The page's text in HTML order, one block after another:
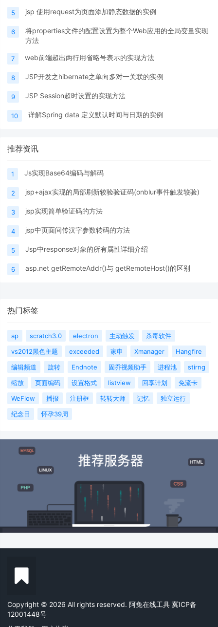
5 jsp 使用request为页面添加静态数据的实例
6
将properties文件的配置设置为整个Web应用的全局变量实现
方法
7 web前端超出两行用省略号表示的实现方法
8 JSP开发之hibernate之单向多对一关联的实例
9 JSP Session超时设置的实现方法
10 详解Spring data 定义默认时间与日期的实例
推荐资讯
1 Js实现Base64编码与解码
2 jsp+ajax实现的局部刷新较验验证码(onblur事件触发较验)
3 jsp实现简单验证码的方法
4 jsp中页面间传汉字参数转码的方法
5 Jsp中response对象的所有属性详细介绍
6 asp.net getRemoteAddr()与 getRemoteHost()的区别
热门标签
ap scratch3.0 electron 主动触发
杀毒软件
vs2012黑色主题
exceeded 家申 Xmanager
Hangfire
编辑频道
旋转 Endnote 固乔视频助手 进程池
stirng
缩放
页面编码 设置格式 listview 回享计划
免流卡
WeFlow
播报 注册框 转转大师 记忆
独立运行
纪念日
怀孕39周
Copyright © 2026 All rights reserved. 阿兔在线工具 冀ICP备
12001448号